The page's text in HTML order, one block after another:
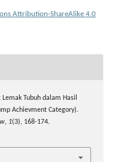
Attribution-ShareAlike 4.0
Tubuh dalam Hasil
Achievment Category).
, 1(3), 168-174.